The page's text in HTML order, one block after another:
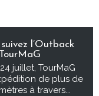
l’Outback
juillet, TourMaG
de plus de
à travers...